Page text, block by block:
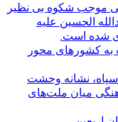
موجب شکوه بی نظیر
الحسین علیه
شده است.
به کشورهای محور
نشانه‌ وحشت
میان ملت‌های